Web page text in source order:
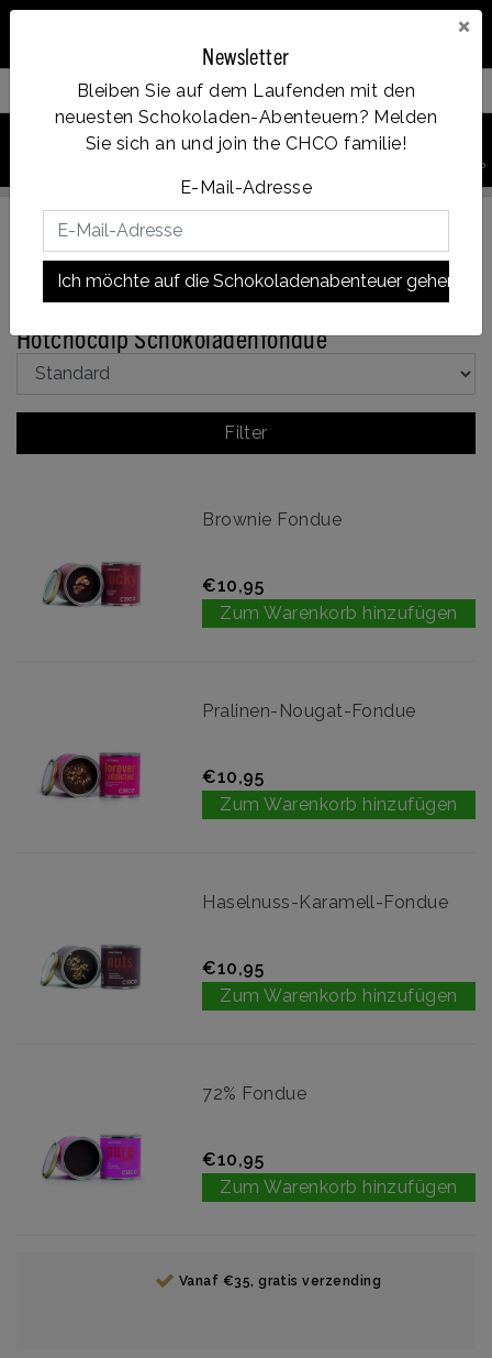
×
Newsletter
Bleiben Sie auf dem Laufenden mit den
neuesten Schokoladen-Abenteuern? Melden
Sie sich an und join the CHCO familie!
E-Mail-Adresse
Ich möchte auf die Schokoladenabenteuer gehen!
Vanaf €35, gratis verzending
Zurück zu Sortiment| Sortiment Chocfondue
Hotchocdip Schokoladenfondue
Filter
Brownie Fondue
€10,95
Zum Warenkorb hinzufügen
Pralinen-Nougat-Fondue
€10,95
Zum Warenkorb hinzufügen
Haselnuss-Karamell-Fondue
€10,95
Zum Warenkorb hinzufügen
72% Fondue
€10,95
Zum Warenkorb hinzufügen
Vanaf €35, gratis verzending
Filter your products
Ihr Warenkorb